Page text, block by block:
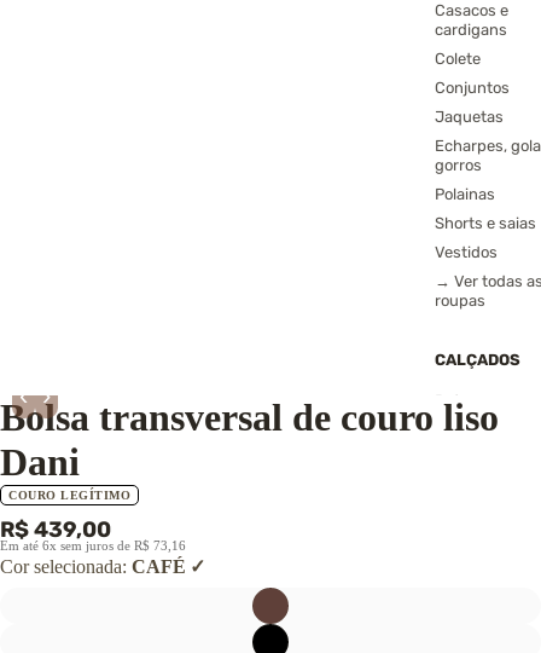
Casacos e
cardigans
Colete
Conjuntos
Jaquetas
Echarpes,
gorros
Polainas
Shorts e saias
Vestidos
→ Ver todas
roupas
CALÇADOS
Botas
Coturnos
‹ ›
Bolsa transversal de couro liso
Dani
COURO LEGÍTIMO
R$ 439,00
Em até 6x sem juros de R$ 73,16
Cor selecionada: CAFÉ